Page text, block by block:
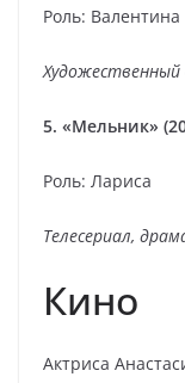
Роль: Валентина
5. «Мельник»
Роль: Лариса
Телесериал,
Кино
Актриса